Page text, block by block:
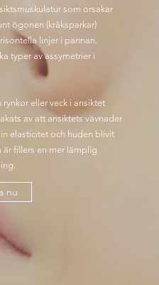
som orsakar
ögonen (kråksparkar)
linjer i pannan.
typer av assymetrier i
rynkor eller veck i ansiktet
av att ansiktets vävnader
elasticitet och huden blivit
är fillers en mer lämplig
nu